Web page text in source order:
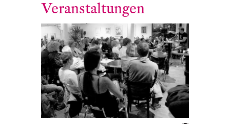
Veranstaltungen